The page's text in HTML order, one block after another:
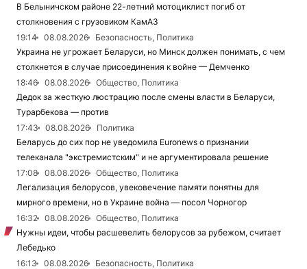
В Белыничском районе 22-летний мотоциклист погиб от
столкновения с грузовиком КамАЗ
19:14
08.08.2026
Безопасность, Политика
Украина не угрожает Беларуси, но Минск должен понимать, с чем
столкнется в случае присоединения к войне — Демченко
18:46
08.08.2026
Общество, Политика
Дедок за жесткую люстрацию после смены власти в Беларуси,
Турарбекова — против
17:43
08.08.2026
Политика
Беларусь до сих пор не уведомила Euronews о признании
телеканала "экстремистским" и не аргументировала решение
17:08
08.08.2026
Общество, Политика
Легализация белорусов, увековечение памяти понятны для
мирного времени, но в Украине война — посол Чорногор
16:32
08.08.2026
Общество, Политика
Нужны идеи, чтобы расшевелить белорусов за рубежом, считает
Лебедько
16:13
08.08.2026
Безопасность, Политика